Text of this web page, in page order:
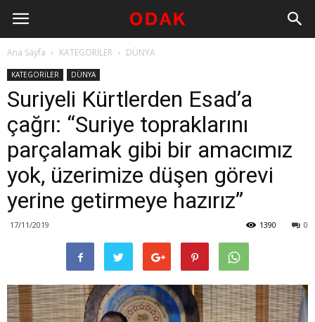
Ana Sayfa KATEGORİLER DÜNYA
KATEGORİLER DÜNYA
Suriyeli Kürtlerden Esad’a
çağrı: “Suriye topraklarını
parçalamak gibi bir amacımız
yok, üzerimize düşen görevi
yerine getirmeye hazırız”
17/11/2019 0
1390